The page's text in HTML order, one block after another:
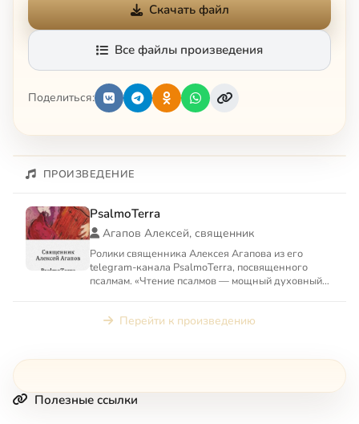
Скачать файл
Все файлы произведения
Поделиться:
ПРОИЗВЕДЕНИЕ
PsalmoTerra
Агапов Алексей, священник
Ролики священника Алексея Агапова из его
telegram-канала PsalmoTerra, посвященного
псалмам. «Чтение псалмов — мощный духовный
Перейти к произведению
Полезные ссылки